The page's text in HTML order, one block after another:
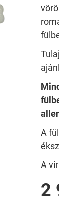
A
A
2